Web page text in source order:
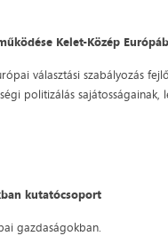
Kelet-Közép
választási szabályozás
politizálás sajátosságainak,
kutatócsoport
gazdaságokban.